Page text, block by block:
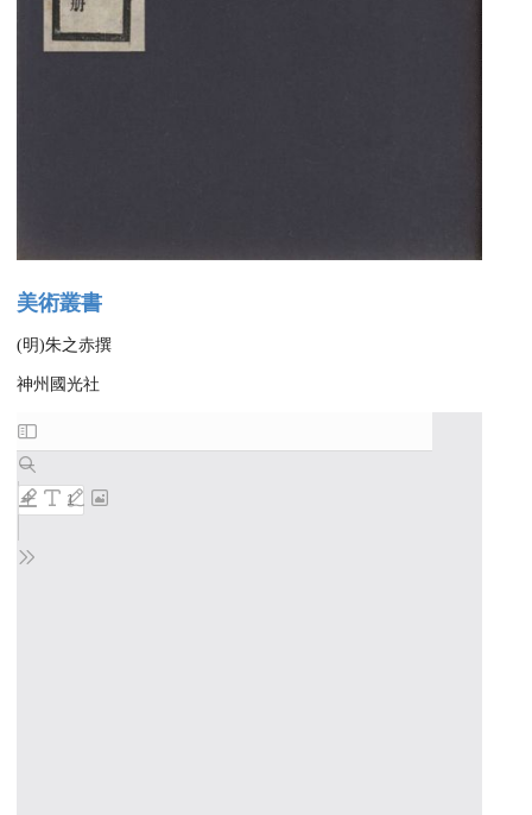
美術叢書
(明)朱之赤撰
神州國光社